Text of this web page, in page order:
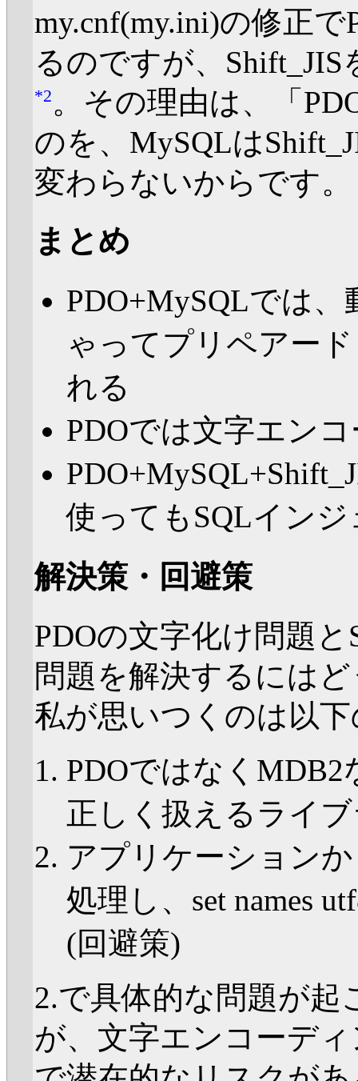
my.cnf(my.ini)の修正
るのですが、
*2 。その理由は、「
のを、MySQLは
変わらないからです。
まとめ
PDO+MySQLでは
ゃってプリペアー
れる
PDOでは文字エン
使ってもSQLイン
解決策・回避策
PDOの文字化け問題
問題を解決するには
私が思いつくのは以
PDOではなく
正しく扱えるライ
アプリケーション
処理し、set names
(回避策)
2.で具体的な問題が
が、文字エンコーデ